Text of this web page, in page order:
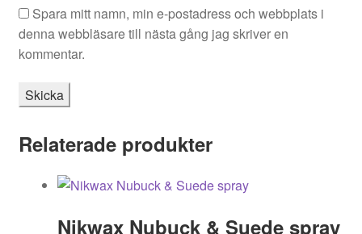
Spara mitt namn, min e-postadress och webbplats i
denna webbläsare till nästa gång jag skriver en
kommentar.
Relaterade produkter
Nikwax Nubuck & Suede spray